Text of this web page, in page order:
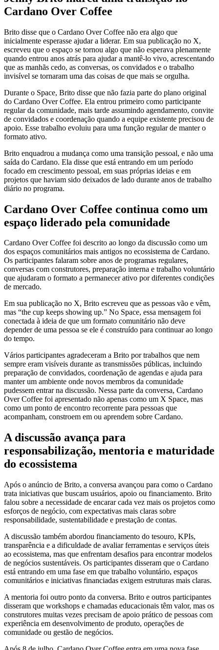
Cardano Over Coffee
Brito disse que o Cardano Over Coffee não era algo que
inicialmente esperasse ajudar a liderar. Em sua publicação no X,
escreveu que o espaço se tornou algo que não esperava plenamente
quando entrou anos atrás para ajudar a mantê-lo vivo, acrescentando
que as manhãs cedo, as conversas, os convidados e o trabalho
invisível se tornaram uma das coisas de que mais se orgulha.
Durante o Space, Brito disse que não fazia parte do plano original
do Cardano Over Coffee. Ela entrou primeiro como participante
regular da comunidade, mais tarde assumindo agendamento, convite
de convidados e coordenação quando a equipe existente precisou de
apoio. Esse trabalho evoluiu para uma função regular de manter o
formato ativo.
Brito enquadrou a mudança como uma transição pessoal, e não uma
saída do Cardano. Ela disse que está entrando em um período
focado em crescimento pessoal, em suas próprias ideias e em
projetos que haviam sido deixados de lado durante anos de trabalho
diário no programa.
Cardano Over Coffee continua como um
espaço liderado pela comunidade
Cardano Over Coffee foi descrito ao longo da discussão como um
dos espaços comunitários mais antigos no ecossistema de Cardano.
Os participantes falaram sobre anos de programas regulares,
conversas com construtores, preparação interna e trabalho voluntário
que ajudaram o formato a permanecer ativo por diferentes condições
de mercado.
Em sua publicação no X, Brito escreveu que as pessoas vão e vêm,
mas “the cup keeps showing up.” No Space, essa mensagem foi
conectada à ideia de que um formato comunitário não deve
depender de uma pessoa se ele é construído para continuar ao longo
do tempo.
Vários participantes agradeceram a Brito por trabalhos que nem
sempre eram visíveis durante as transmissões públicas, incluindo
preparação de convidados, coordenação de agendas e ajuda para
manter um ambiente onde novos membros da comunidade
pudessem entrar na discussão. Nessa parte da conversa, Cardano
Over Coffee foi apresentado não apenas como um X Space, mas
como um ponto de encontro recorrente para pessoas que
acompanham, constroem em ou aprendem sobre Cardano.
A discussão avança para
responsabilização, mentoria e maturidade
do ecossistema
Após o anúncio de Brito, a conversa avançou para como o Cardano
trata iniciativas que buscam usuários, apoio ou financiamento. Brito
falou sobre a necessidade de encarar cada vez mais os projetos como
esforços de negócio, com expectativas mais claras sobre
responsabilidade, sustentabilidade e prestação de contas.
A discussão também abordou financiamento do tesouro, KPIs,
transparência e a dificuldade de avaliar ferramentas e serviços úteis
ao ecossistema, mas que enfrentam desafios para encontrar modelos
de negócios sustentáveis. Os participantes disseram que o Cardano
está entrando em uma fase em que trabalho voluntário, espaços
comunitários e iniciativas financiadas exigem estruturas mais claras.
A mentoria foi outro ponto da conversa. Brito e outros participantes
disseram que workshops e chamadas educacionais têm valor, mas os
construtores muitas vezes precisam de apoio prático de pessoas com
experiência em desenvolvimento de produto, operações de
comunidade ou gestão de negócios.